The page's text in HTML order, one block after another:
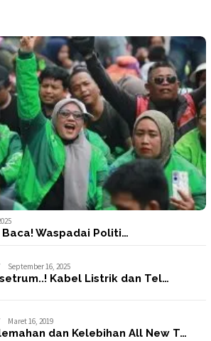
Waspadai Politi…
September 16, 2025
Kabel Listrik dan Tel…
Maret 16, 2019
dan Kelebihan All New T…